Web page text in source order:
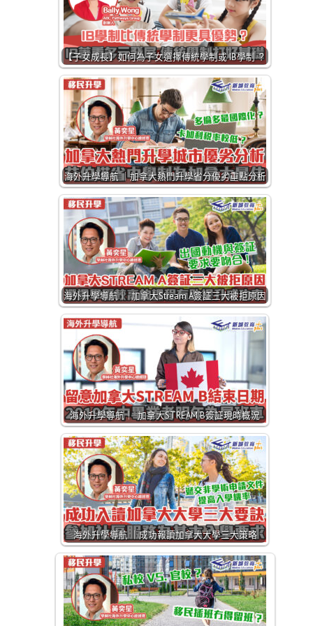
【子女成長】如何為子女選擇傳統學制或 IB學制 ？
海外升學導航 ｜加拿大熱門升學省分優劣重點分析
海外升學導航｜ 加拿大Stream A簽証三大被拒原因
海外升學導航｜ 加拿大STREAM B簽証現時概況
海外升學導航 ｜成功報讀加拿大大學三大策略